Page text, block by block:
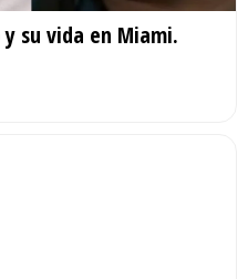
su vida en Miami.